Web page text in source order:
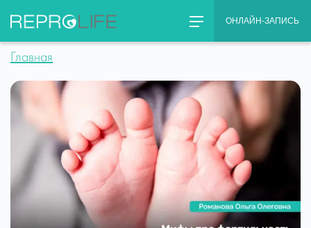
content
ОНЛАЙН-ЗАПИСЬ
Главная